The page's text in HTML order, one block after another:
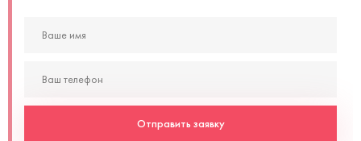
Отправить заявку